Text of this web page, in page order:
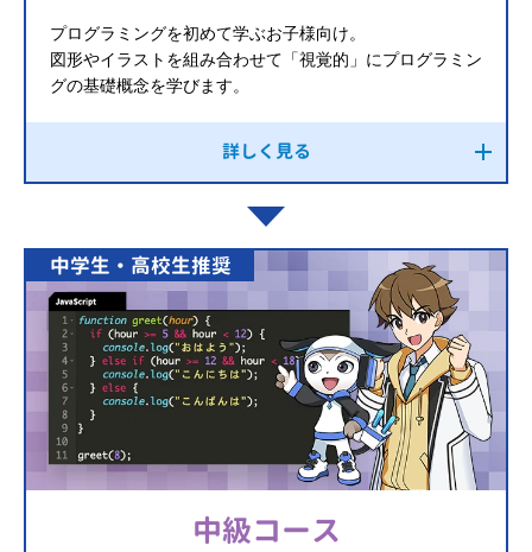
プログラミングを初めて学ぶお子様向け。
図形やイラストを組み合わせて「視覚的」にプログラミン
グの基礎概念を学びます。
詳しく見る
中学生・高校生推奨
中級コース